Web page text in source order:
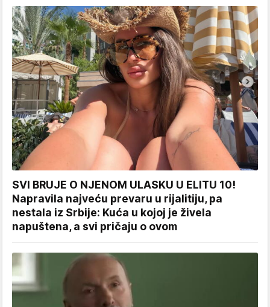
SVI BRUJE O NJENOM ULASKU U ELITU 10!
Napravila najveću prevaru u rijalitiju, pa
nestala iz Srbije: Kuća u kojoj je živela
napuštena, a svi pričaju o ovom